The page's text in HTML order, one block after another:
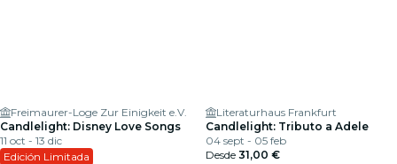
Freimaurer-Loge Zur Einigkeit e.V.
Candlelight: Disney Love Songs
11 oct - 13 dic
Edición Limitada
Literaturhaus Frankfurt
Candlelight: Tributo a Adele
04 sept - 05 feb
Desde 31,00 €